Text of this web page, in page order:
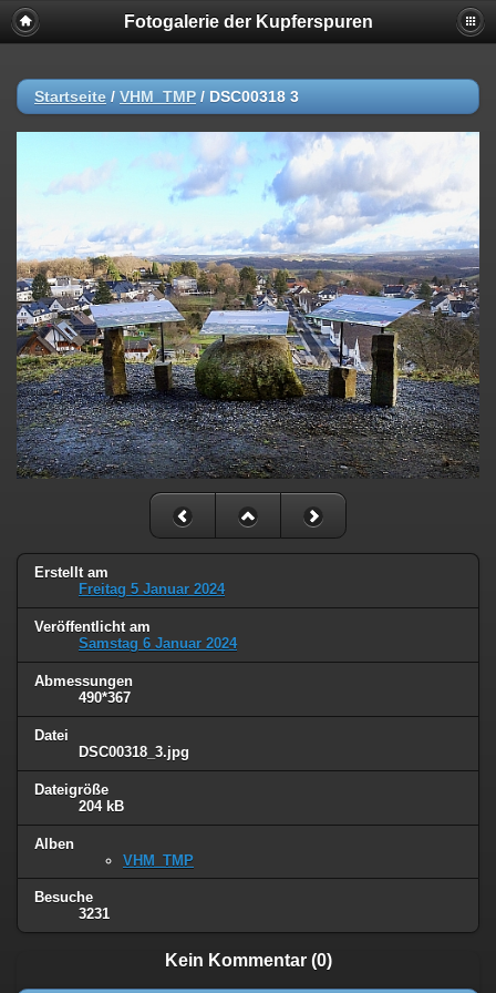
Fotogalerie der Kupferspuren
Startseite / VHM_TMP / DSC00318 3
Erstellt am
Freitag 5 Januar 2024
Veröffentlicht am
Samstag 6 Januar 2024
Abmessungen
490*367
Datei
DSC00318_3.jpg
Dateigröße
204 kB
Alben
VHM_TMP
Besuche
3231
Kein Kommentar (0)